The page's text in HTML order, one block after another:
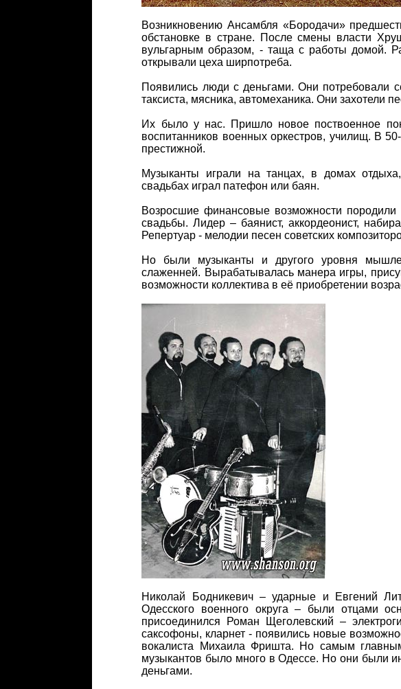
Возникновению Ансамбля «Бородачи»
обстановке в стране. После смены власти
вульгарным образом, - таща с работы домой.
открывали цеха ширпотреба.
Появились люди с деньгами. Они потребовали
таксиста, мясника, автомеханика. Они захотели
Их было у нас. Пришло новое поствоенное
воспитанников военных оркестров, училищ. В
престижной.
Музыканты играли на танцах, в домах
свадьбах играл патефон или баян.
Возросшие финансовые возможности породили
свадьбы. Лидер – баянист, аккордеонист,
Репертуар - мелодии песен советских
Но были музыканты и другого уровня
слаженней. Вырабатывалась манера игры,
возможности коллектива в её приобретении
Николай Бодникевич – ударные и Евгений
Одесского военного округа – были отцами
присоединился Роман Щеголевский –
саксофоны, кларнет - появились новые
вокалиста Михаила Фришта. Но самым
музыкантов было много в Одессе. Но они были
деньгами.